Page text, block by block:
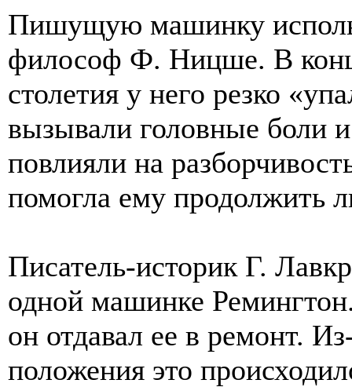
Пишущую машинку
философ Ф. Ницше. В
столетия у него резко
вызывали головные боли
повлияли на
помогла ему продолжить
Писатель-историк Г.
одной машинке
он отдавал ее в ремонт.
положения это